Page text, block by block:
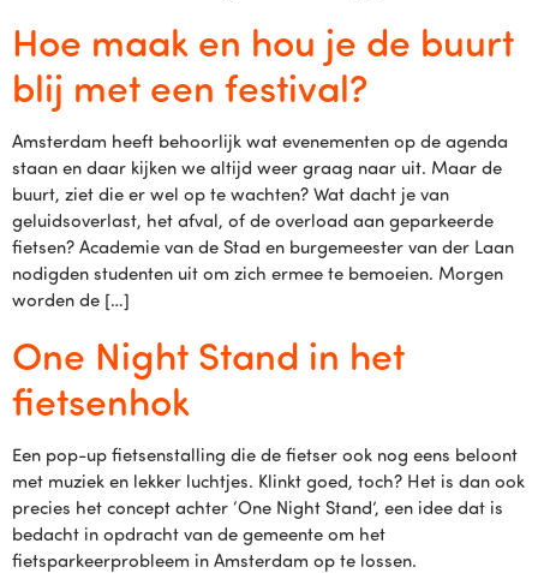
Hoe maak en hou je de buurt
blij met een festival?
Amsterdam heeft behoorlijk wat evenementen op de agenda
staan en daar kijken we altijd weer graag naar uit. Maar de
buurt, ziet die er wel op te wachten? Wat dacht je van
geluidsoverlast, het afval, of de overload aan geparkeerde
fietsen? Academie van de Stad en burgemeester van der Laan
nodigden studenten uit om zich ermee te bemoeien. Morgen
worden de […]
One Night Stand in het
fietsenhok
Een pop-up fietsenstalling die de fietser ook nog eens beloont
met muziek en lekker luchtjes. Klinkt goed, toch? Het is dan ook
precies het concept achter ‘One Night Stand’, een idee dat is
bedacht in opdracht van de gemeente om het
fietsparkeerprobleem in Amsterdam op te lossen.